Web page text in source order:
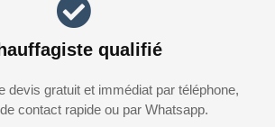
qualifié
devis gratuit et immédiat par téléphone,
contact rapide ou par Whatsapp.